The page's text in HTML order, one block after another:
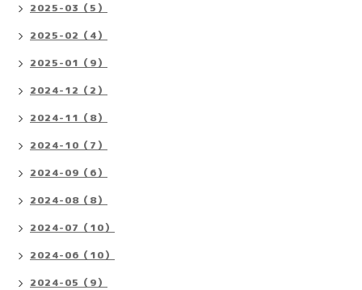
2025-03（5）
2025-02（4）
2025-01（9）
2024-12（2）
2024-11（8）
2024-10（7）
2024-09（6）
2024-08（8）
2024-07（10）
2024-06（10）
2024-05（9）